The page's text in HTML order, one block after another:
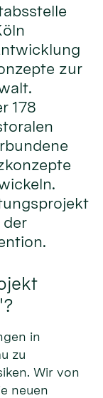
zur
178
der
in
zu
Wir von
neuen